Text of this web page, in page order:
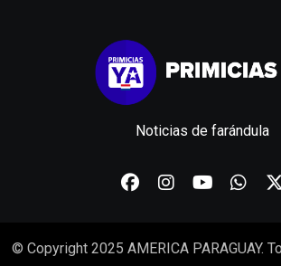
Noticias de farándula
© Copyright 2025 AMERICA PARAGUAY.